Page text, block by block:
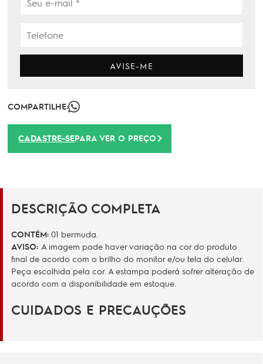
AVISE-ME
COMPARTILHE:
CADASTRE-SEPARA VER O PREÇO
DESCRIÇÃO COMPLETA
CONTÉM: 01 bermuda.
AVISO: A imagem pode haver variação na cor do produto
final de acordo com o brilho do monitor e/ou tela do celular.
Peça escolhida pela cor. A estampa poderá sofrer alteração de
acordo com a disponibilidade em estoque.
CUIDADOS E PRECAUÇÕES